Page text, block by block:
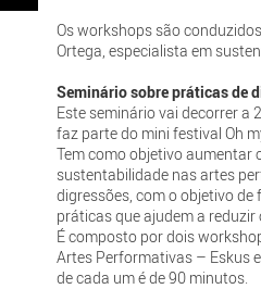
Os workshops são
Ortega, especialista em
Seminário sobre práticas de
Este seminário vai decorrer a
faz parte do mini festival Oh
Tem como objetivo aumentar
sustentabilidade nas artes
digressões, com o objetivo
práticas que ajudem a reduzir
É composto por dois
Artes Performativas – Eskus
de cada um é de 90 minutos.